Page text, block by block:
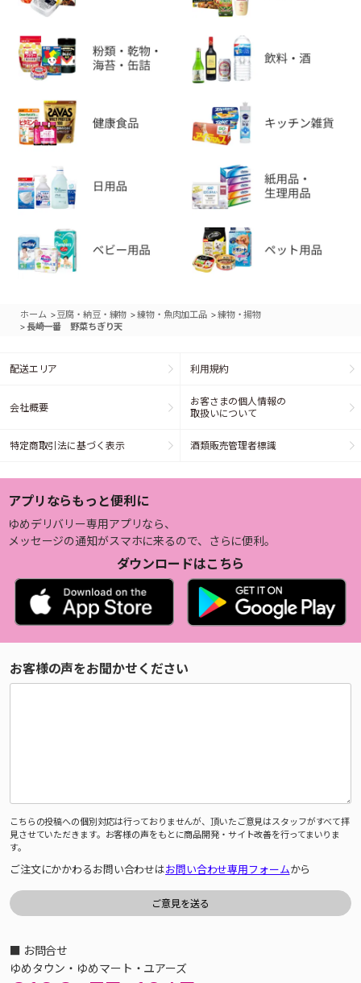
ホーム >豆腐・納豆・練物 >練物・魚肉加工品 >練物・揚物
>長崎一番 野菜ちぎり天
配送エリア 利用規約
会社概要
お客さまの個人情報の
取扱いについて
特定商取引法に基づく表示 酒類販売管理者標識
アプリならもっと便利に
ゆめデリバリー専用アプリなら、
メッセージの通知がスマホに来るので、さらに便利。
ダウンロードはこちら
お客様の声をお聞かせください
こちらの投稿への個別対応は行っておりませんが、頂いたご意見はスタッフがすべて拝
見させていただきます。お客様の声をもとに商品開発・サイト改善を行ってまいりま
す。
ご注文にかかわるお問い合わせはお問い合わせ専用フォームから
■ お問合せ
ゆめタウン・ゆめマート・ユアーズ